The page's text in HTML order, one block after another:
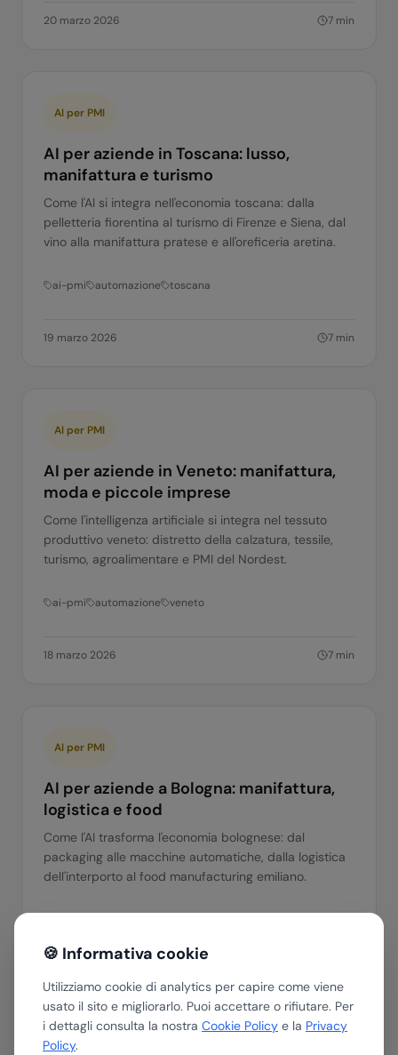
🍪 Informativa cookie
Utilizziamo cookie di analytics per capire come viene
usato il sito e migliorarlo. Puoi accettare o rifiutare. Per
i dettagli consulta la nostra Cookie Policy e la Privacy
Policy.
20 marzo 2026 7 min
AI per PMI
AI per aziende in Toscana: lusso,
manifattura e turismo
Come l'AI si integra nell'economia toscana: dalla
pelletteria fiorentina al turismo di Firenze e Siena, dal
vino alla manifattura pratese e all'oreficeria aretina.
ai-pmi automazione toscana
19 marzo 2026 7 min
AI per PMI
AI per aziende in Veneto: manifattura,
moda e piccole imprese
Come l'intelligenza artificiale si integra nel tessuto
produttivo veneto: distretto della calzatura, tessile,
turismo, agroalimentare e PMI del Nordest.
ai-pmi automazione veneto
18 marzo 2026 7 min
AI per PMI
AI per aziende a Bologna: manifattura,
logistica e food
Come l'AI trasforma l'economia bolognese: dal
packaging alle macchine automatiche, dalla logistica
dell'interporto al food manufacturing emiliano.